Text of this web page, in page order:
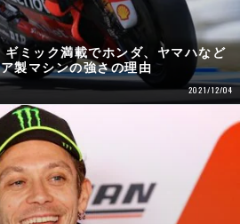
ミック満載でホンダ、ヤマハなど
製マシンの強さの理由
2021/12/04